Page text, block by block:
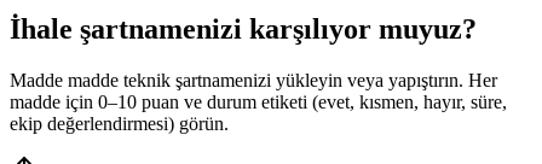
İhale şartnamenizi karşılıyor muyuz?
Madde madde teknik şartnamenizi yükleyin veya yapıştırın. Her
madde için 0–10 puan ve durum etiketi (evet, kısmen, hayır, süre,
ekip değerlendirmesi) görün.